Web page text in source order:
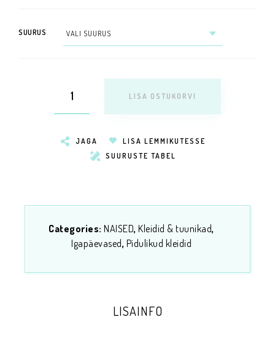
SUURUS
LISA OSTUKORVI
JAGA
LISA LEMMIKUTESSE
SUURUSTE TABEL
Categories:NAISED,Kleidid & tuunikad,
Igapäevased, Pidulikud kleidid
LISAINFO